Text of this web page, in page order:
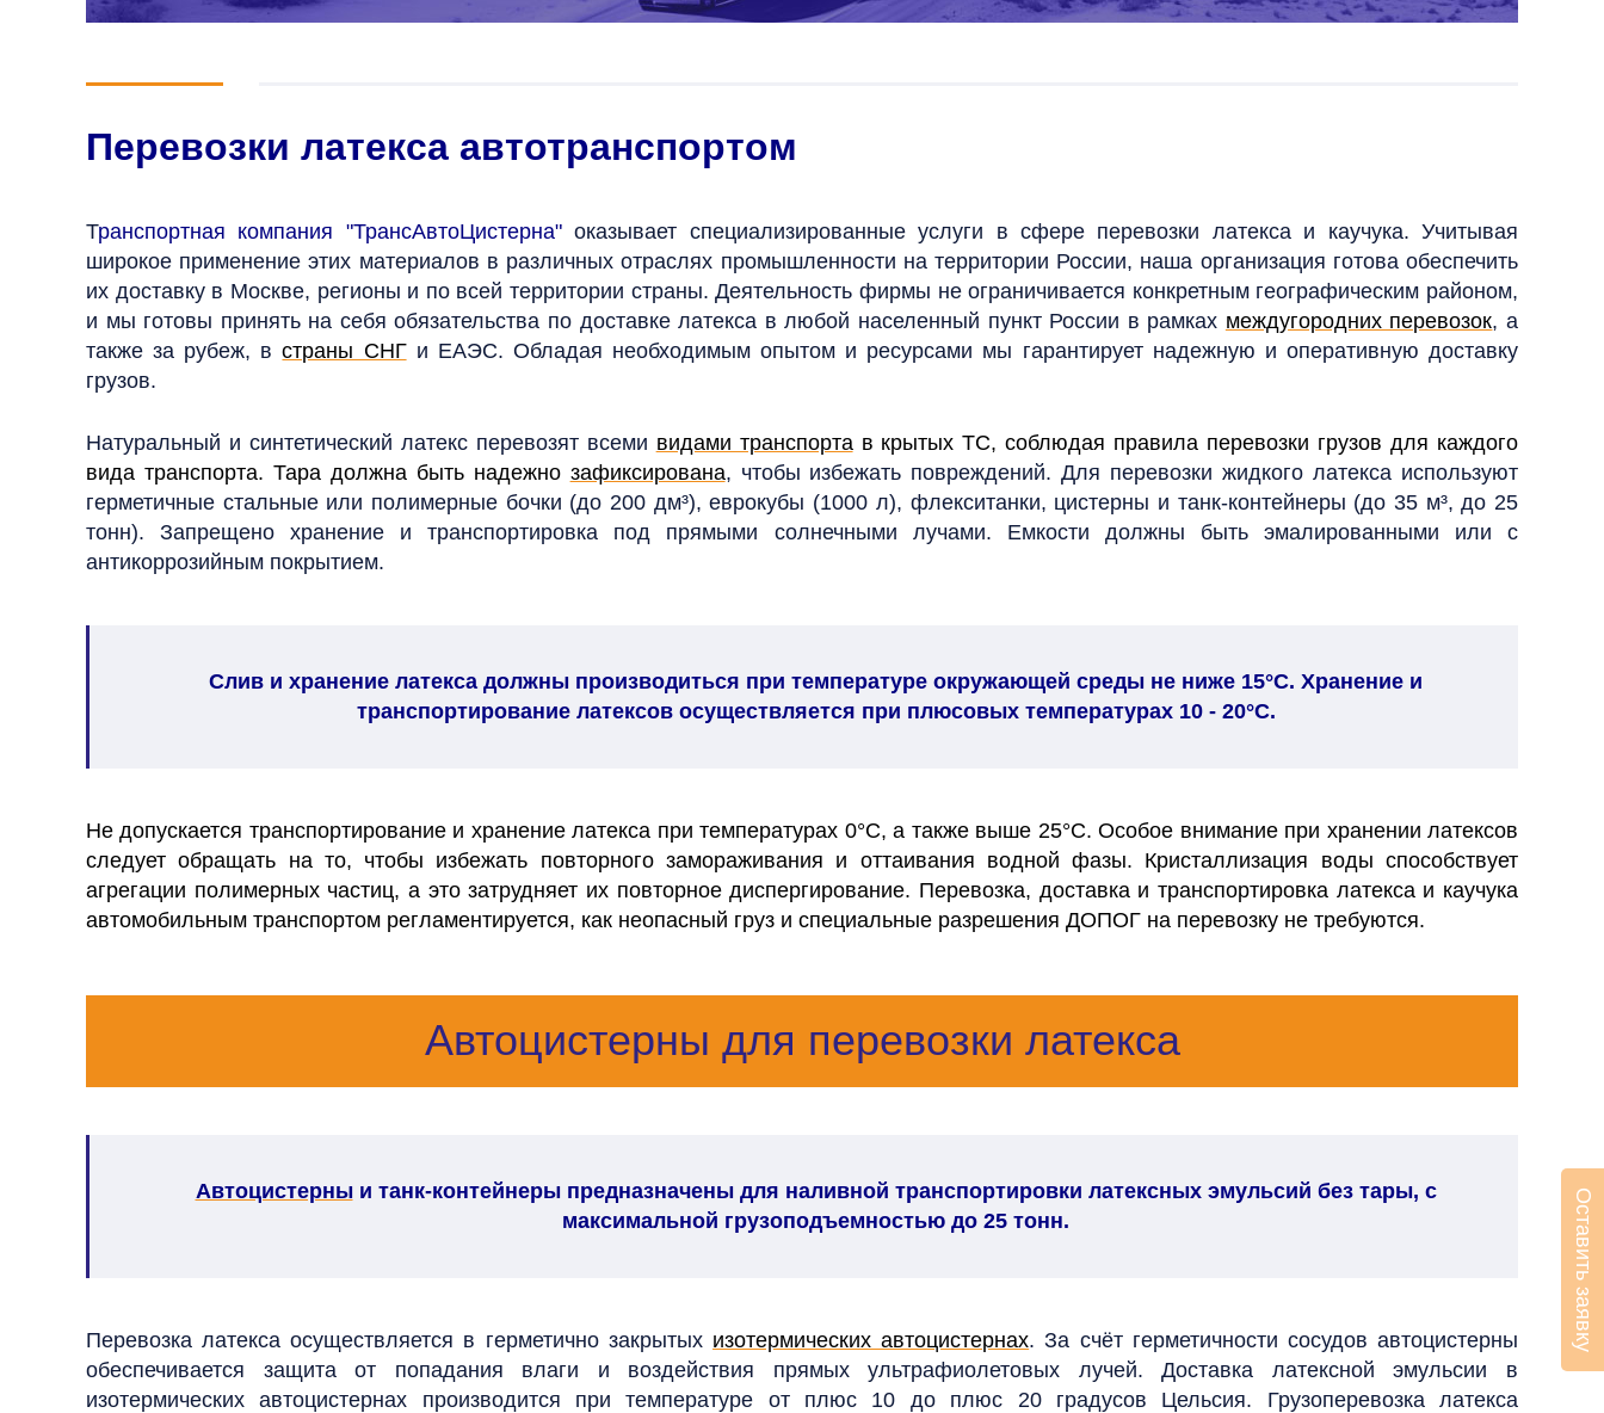
Перевозки латекса автотранспортом
Транспортная компания "ТрансАвтоЦистерна"оказывает специализированные услуги в сфере перевозки латекса и каучука. Учитывая
широкое применение этих материалов в различных отраслях промышленности на территории России, наша организация готова обеспечить
их доставку в Москве, регионы и по всей территории страны.Деятельность фирмы не ограничивается конкретным географическим районом,
и мы готовы принять на себя обязательства по доставке латекса в любой населенный пункт России в рамках междугородних перевозок, а
также за рубеж, встраны СНГи ЕАЭС. Обладая необходимым опытом и ресурсами мы гарантирует надежную и оперативную доставку
грузов.
Натуральный и синтетический латекс перевозят всеми видами транспортав крытых ТС, соблюдая правила перевозки грузов для каждого
вида транспорта. Тара должна быть надежно зафиксирована, чтобы избежать повреждений. Для перевозки жидкого латекса используют
герметичные стальные или полимерные бочки (до 200 дм³), еврокубы (1000 л), флекситанки, цистерны и танк-контейнеры (до 35 м³, до 25
тонн). Запрещено хранение и транспортировка под прямыми солнечными лучами. Емкости должны быть эмалированными или с
антикоррозийным покрытием.
Слив и хранение латекса должны производиться при температуре окружающей среды не ниже 15°С. Хранение и
транспортирование латексов осуществляется при плюсовых температурах 10 - 20°С.
Не допускается транспортирование и хранение латекса при температурах 0°С, а также выше 25°С. Особое внимание при хранении латексов
следует обращать на то, чтобы избежать повторного замораживания и оттаивания водной фазы. Кристаллизация воды способствует
агрегации полимерных частиц, а это затрудняет их повторное диспергирование. Перевозка, доставка и транспортировка латекса и каучука
автомобильным транспортом регламентируется, как неопасный груз и специальные разрешения ДОПОГ на перевозку не требуются.
Автоцистерны для перевозки латекса
Автоцистерны и танк-контейнеры предназначены для наливной транспортировки латексных эмульсий без тары, с
максимальной грузоподъемностью до 25 тонн.
Перевозка латекса осуществляется в герметично закрытых изотермических автоцистернах. За счёт герметичности сосудов автоцистерны
обеспечивается защита от попадания влаги и воздействия прямых ультрафиолетовых лучей. Доставка латексной эмульсии в
изотермических автоцистернах производится при температуре от плюс 10 до плюс 20 градусов Цельсия. Грузоперевозка латекса
Оставить заявку